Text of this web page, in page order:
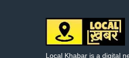
Local Khabar is a digital